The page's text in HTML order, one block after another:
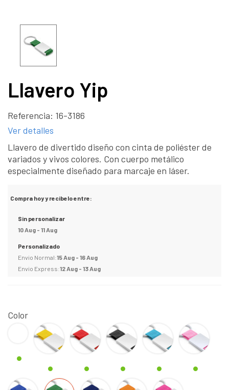
Llavero Yip
Referencia: 16-3186
Ver detalles
Llavero de divertido diseño con cinta de poliéster de
variados y vivos colores. Con cuerpo metálico
especialmente diseñado para marcaje en láser.
Compra hoy y recibelo entre:
Sin personalizar
10 Aug - 11 Aug
Personalizado
Envio Normal:15 Aug - 16 Aug
Envio Express:12 Aug - 13 Aug
Color
BLANCOAmarillo Rojo Negro
Azul
claro
ROSA
AZUL VERDE MARINO NARANJA FUCSIA